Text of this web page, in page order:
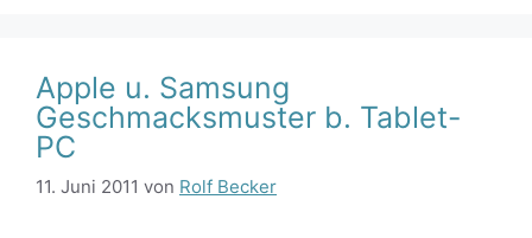
Apple u. Samsung
Geschmacksmuster b. Tablet-
PC
11. Juni 2011 von Rolf Becker